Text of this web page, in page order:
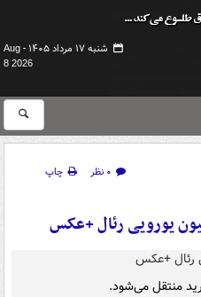
شنبه ۱۷ مرداد ۱۴۰۵ -
Aug
8 2026
۰ نظر
چاپ
منتقل می‌شود.